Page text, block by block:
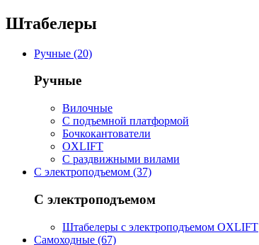
Штабелеры
Ручные (20)
Ручные
Вилочные
С подъемной платформой
Бочкокантователи
OXLIFT
С раздвижными вилами
С электроподъемом (37)
С электроподъемом
Штабелеры с электроподъемом OXLIFT
Самоходные (67)